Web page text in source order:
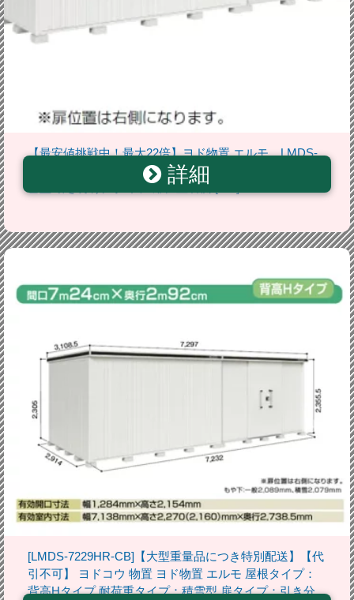
【最安値挑戦中！最大22倍】ヨド物置 エルモ LMDS-
7229HR 間口7m24cm ×奥行2m92cm 背高Hタイプ 積
雪型 引き分け戸タイプ 扉位置右側 [♪▲]
詳細
[LMDS-7229HR-CB]【大型重量品につき特別配送】【代
引不可】 ヨドコウ 物置 ヨド物置 エルモ 屋根タイプ：
背高Hタイプ 耐荷重タイプ：積雪型 扉タイプ：引き分